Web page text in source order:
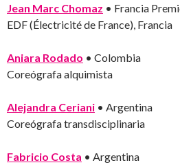
Jean Marc Chomaz • Francia
EDF (Électricité de France), Francia
Aniara Rodado • Colombia
Coreógrafa alquimista
Alejandra Ceriani • Argentina
Coreógrafa transdisciplinaria
Fabricio Costa • Argentina